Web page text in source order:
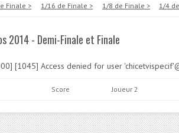
Finale > 1/16 de Finale > 1/8 de Finale > 1/4
2014 - Demi-Finale et Finale
[1045] Access denied for user
Score Joueur 2